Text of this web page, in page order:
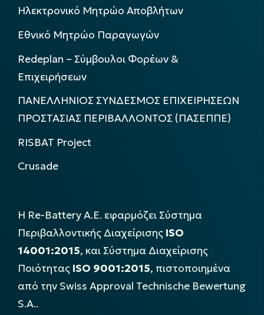
Ηλεκτρονικό Μητρώο Αποβλήτων
Εθνικό Μητρώο Παραγωγών
Redeplan – Σύμβουλοι Φορέων &
Επιχειρήσεων
ΠΑΝΕΛΛΗΝΙΟΣ ΣΥΝΔΕΣΜΟΣ ΕΠΙΧΕΙΡΗΣΕΩΝ
ΠΡΟΣΤΑΣΙΑΣ ΠΕΡΙΒΑΛΛΟΝΤΟΣ (ΠΑΣΕΠΠΕ)
RISBAT Project
Crusade
Η Re-Battery Α.Ε. εφαρμόζει Σύστημα
Περιβαλλοντικής Διαχείρισης ISO
14001:2015, και Σύστημα Διαχείρισης
Ποιότητας ISO 9001:2015, πιστοποιημένα
από την Swiss Approval Technische Bewertung
S.A..